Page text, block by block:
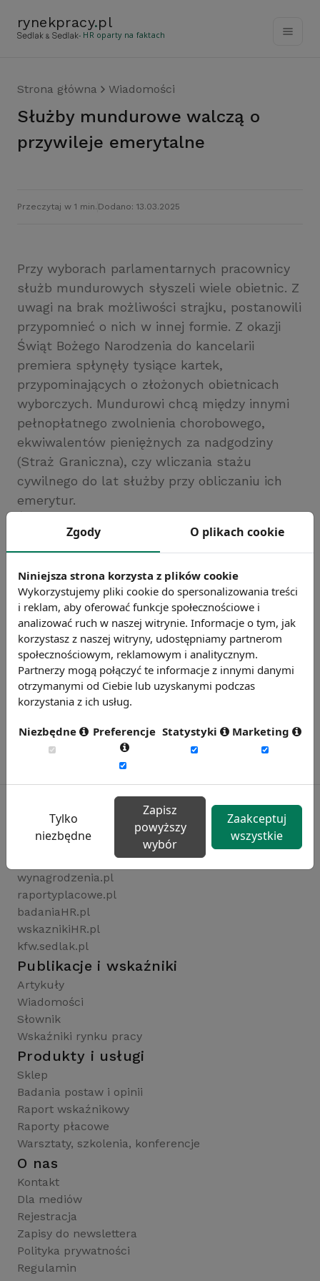
rynekpracy.pl
- HR oparty na faktach
Strona główna Wiadomości
Służby mundurowe walczą o
przywileje emerytalne
Przeczytaj w 1 min. Dodano: 13.03.2025
Przy wyborach parlamentarnych pracownicy
służb mundurowych słyszeli wiele obietnic. Z
uwagi na brak możliwości strajku, postanowili
przypomnieć o nich w innej formie. Z okazji
Świąt Bożego Narodzenia do kancelarii
premiera spłynęły tysiące kartek,
przypominających o złożonych obietnicach
wyborczych. Mundurowi chcą między innymi
pełnopłatnego zwolnienia chorobowego,
ekwiwalentów pieniężnych za nadgodziny
(Straż Graniczna), czy wliczania stażu
cywilnego do lat służby przy obliczaniu ich
emerytur.
Chcesz wiedzieć więcej?
Rynekpracy.pl
wynagrodzenia.pl
raportyplacowe.pl
badaniaHR.pl
wskaznikiHR.pl
kfw.sedlak.pl
Publikacje i wskaźniki
Artykuły
Wiadomości
Słownik
Wskaźniki rynku pracy
Produkty i usługi
Sklep
Badania postaw i opinii
Raport wskaźnikowy
Raporty płacowe
Warsztaty, szkolenia, konferencje
O nas
Kontakt
Dla mediów
Rejestracja
Zapisy do newslettera
Polityka prywatności
Regulamin
Zgody O plikach cookie
Niniejsza strona korzysta z plików cookie
Wykorzystujemy pliki cookie do spersonalizowania treści
i reklam, aby oferować funkcje społecznościowe i
analizować ruch w naszej witrynie. Informacje o tym, jak
korzystasz z naszej witryny, udostępniamy partnerom
społecznościowym, reklamowym i analitycznym.
Partnerzy mogą połączyć te informacje z innymi danymi
otrzymanymi od Ciebie lub uzyskanymi podczas
korzystania z ich usług.
Niezbędne Preferencje Statystyki Marketing
Tylko
niezbędne
Zapisz
powyższy
wybór
Zaakceptuj
wszystkie